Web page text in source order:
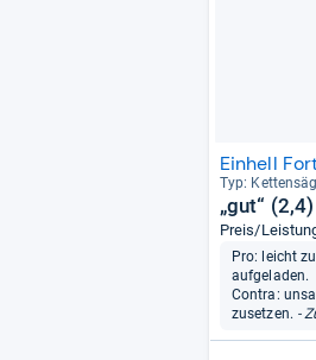
Einhell
Typ:
„gut“ (2,4)
Preis/
Pro: leicht
aufgeladen.
Contra:
zusetzen. -